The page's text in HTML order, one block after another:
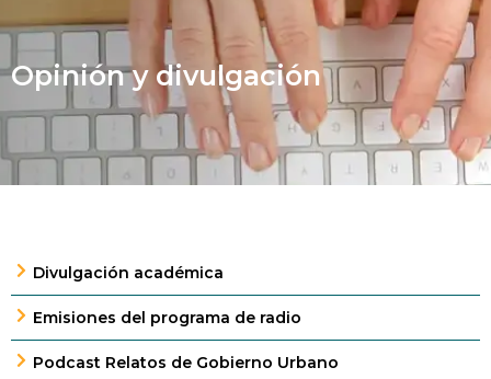
Opinión y divulgación
Divulgación académica
Emisiones del programa de radio
Podcast Relatos de Gobierno Urbano